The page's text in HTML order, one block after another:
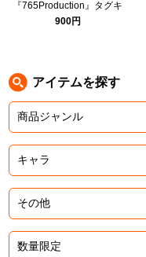
太鼓の達人
パックマン
ナムコクラシック
ガンダムシリーズ
ドラゴンボール
『765Production』タグキ
ーホルダー
900円
アイテムを探す